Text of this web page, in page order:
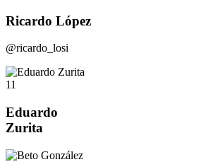
Ricardo López
@ricardo_losi
11
Eduardo
Zurita